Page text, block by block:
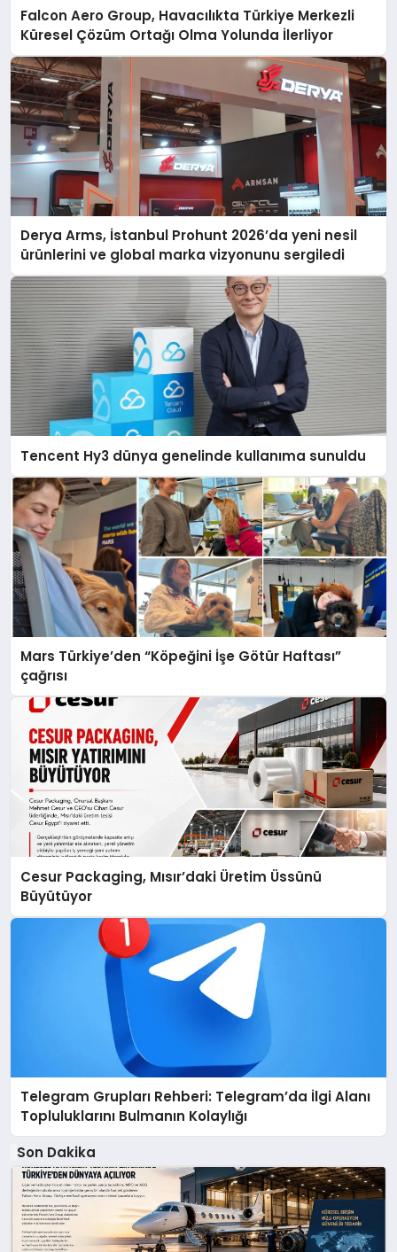
Falcon Aero Group, Havacılıkta Türkiye Merkezli
Küresel Çözüm Ortağı Olma Yolunda İlerliyor
Derya Arms, İstanbul Prohunt 2026’da yeni nesil
ürünlerini ve global marka vizyonunu sergiledi
Tencent Hy3 dünya genelinde kullanıma sunuldu
Mars Türkiye’den “Köpeğini İşe Götür Haftası”
çağrısı
Cesur Packaging, Mısır’daki Üretim Üssünü
Büyütüyor
Telegram Grupları Rehberi: Telegram’da İlgi Alanı
Topluluklarını Bulmanın Kolaylığı
Son Dakika